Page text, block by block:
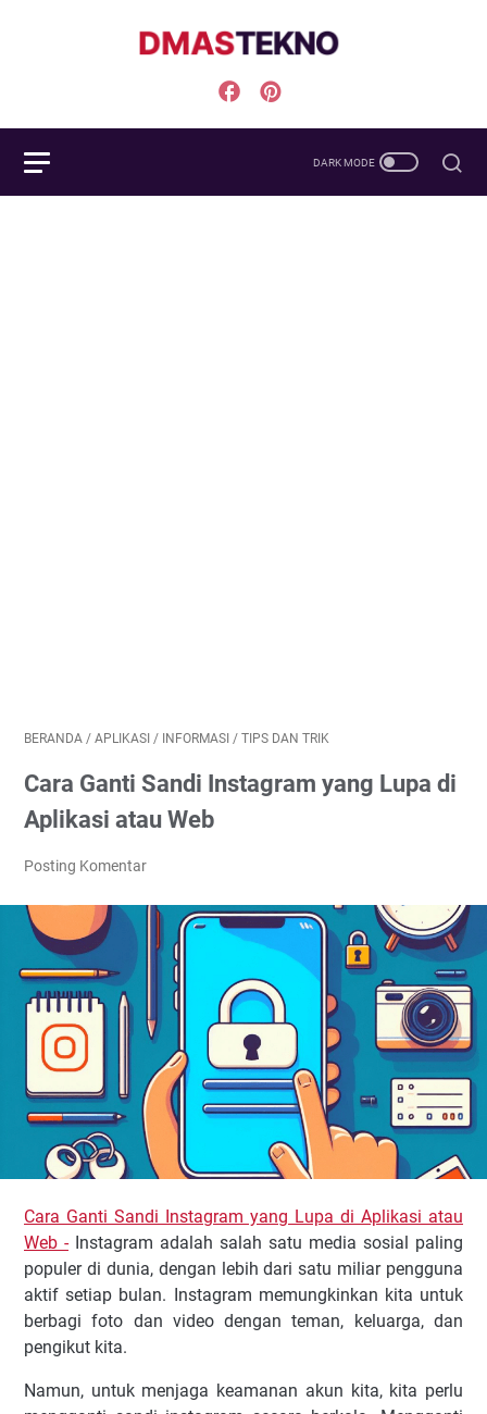
BERANDA / APLIKASI / INFORMASI / TIPS DAN TRIK
Cara Ganti Sandi Instagram yang Lupa di
Aplikasi atau Web
Posting Komentar
Cara Ganti Sandi Instagram yang Lupa di Aplikasi atau
Web -Instagram adalah salah satu media sosial paling
populer di dunia, dengan lebih dari satu miliar pengguna
aktif setiap bulan. Instagram memungkinkan kita untuk
berbagi foto dan video dengan teman, keluarga, dan
pengikut kita.
Namun, untuk menjaga keamanan akun kita, kita perlu